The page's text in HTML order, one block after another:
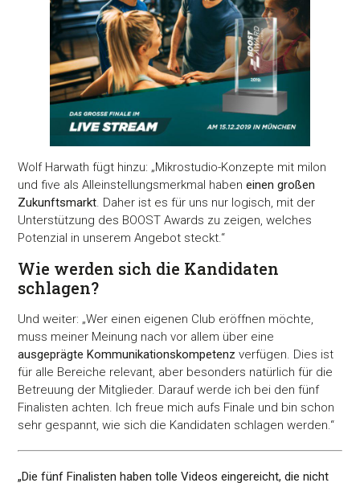
Wolf Harwath fügt hinzu: „Mikrostudio-Konzepte mit milon
und five als Alleinstellungsmerkmal habeneinen großen
Zukunftsmarkt. Daher ist es für uns nur logisch, mit der
Unterstützung des BOOST Awards zu zeigen, welches
Potenzial in unserem Angebot steckt.“
Wie werden sich die Kandidaten
schlagen?
Und weiter: „Wer einen eigenen Club eröffnen möchte,
muss meiner Meinung nach vor allem über eine
ausgeprägte Kommunikationskompetenzverfügen. Dies ist
für alle Bereiche relevant, aber besonders natürlich für die
Betreuung der Mitglieder. Darauf werde ich bei den fünf
Finalisten achten. Ich freue mich aufs Finale und bin schon
sehr gespannt, wie sich die Kandidaten schlagen werden.“
„Die fünf Finalisten haben tolle Videos eingereicht, die nicht